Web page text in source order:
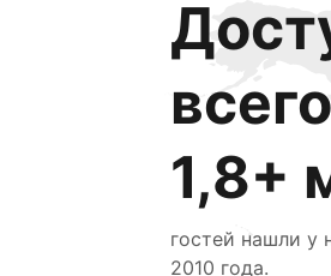
1,8+
гостей нашли у
2010 года.